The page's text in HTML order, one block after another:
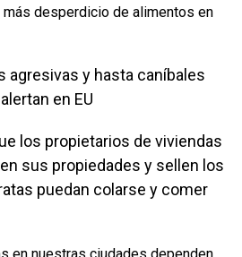
más desperdicio de alimentos en
los propietarios de viviendas
sus propiedades y sellen los
puedan colarse y comer